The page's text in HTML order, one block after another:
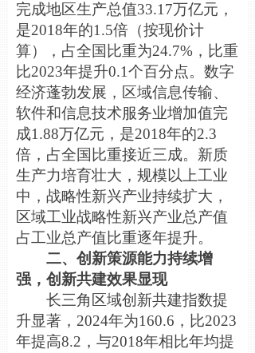
完成地区生产总值33.17万亿元，
是2018年的1.5倍（按现价计
算），占全国比重为24.7%，比重
比2023年提升0.1个百分点。数字
经济蓬勃发展，区域信息传输、
软件和信息技术服务业增加值完
成1.88万亿元，是2018年的2.3
倍，占全国比重接近三成。新质
生产力培育壮大，规模以上工业
中，战略性新兴产业持续扩大，
区域工业战略性新兴产业总产值
占工业总产值比重逐年提升。
二、创新策源能力持续增
强，创新共建效果显现
长三角区域创新共建指数提
升显著，2024年为160.6，比2023
年提高8.2，与2018年相比年均提